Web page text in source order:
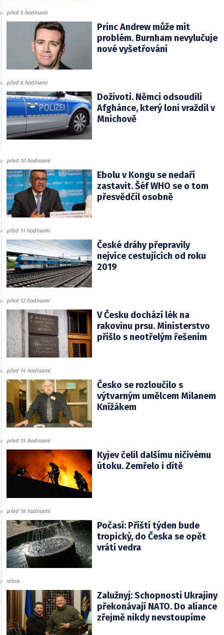
před 5 hodinami
Princ Andrew může mít
problém. Burnham nevylučuje
nové vyšetřování
před 6 hodinami
Doživotí. Němci odsoudili
Afghánce, který loni vraždil v
Mnichově
před 10 hodinami
Ebolu v Kongu se nedaří
zastavit. Šéf WHO se o tom
přesvědčil osobně
před 11 hodinami
České dráhy přepravily
nejvíce cestujících od roku
2019
před 12 hodinami
V Česku dochází lék na
rakovinu prsu. Ministerstvo
přišlo s neotřelým řešením
před 14 hodinami
Česko se rozloučilo s
výtvarným umělcem Milanem
Knížákem
před 15 hodinami
Kyjev čelil dalšímu ničivému
útoku. Zemřelo i dítě
před 16 hodinami
Počasí: Příští týden bude
tropický, do Česka se opět
vrátí vedra
včera
Zalužnyj: Schopnosti Ukrajiny
překonávají NATO. Do aliance
zřejmě nikdy nevstoupíme